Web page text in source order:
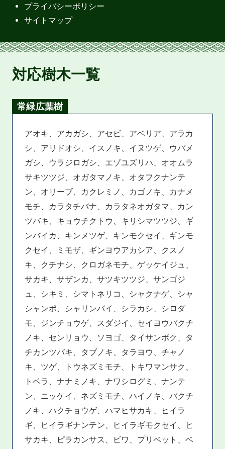
プライバシーポリシー
サイトマップ
対応樹木一覧
常緑広葉樹
アオキ、アカガシ、アセビ、アベリア、アラカ
シ、アリドオシ、イスノキ、イヌツゲ、ウバメ
ガシ、ウラジロガシ、エゾユズリハ、オオムラ
サキツツジ、オガタマノキ、オタフクナンテ
ン、オリーブ、カクレミノ、カゴノキ、カナメ
モチ、カラタチバナ、カラタネオガタマ、カン
ツバキ、キョウチクトウ、キリシマツツジ、ギ
ンバイカ、キンメツゲ、キンモクセイ、ギンモ
クセイ、ミモザ、ギンヨウアカシア、クスノ
キ、クチナシ、クロガネモチ、ゲッケイジュ、
サカキ、サザンカ、サツキツツジ、サンゴジ
ュ、シキミ、シマトネリコ、シャクナゲ、シャ
シャンポ、シャリンバイ、シラカシ、シロダ
モ、ジンチョウゲ、スダジイ、セイヨウバクチ
ノキ、センリョウ、ソヨゴ、タイサンボク、タ
チカンツバキ、タブノキ、タラヨウ、チャノ
キ、ツゲ、トウネズミモチ、トキワマンサク、
トベラ、ナナミノキ、ナワシログミ、ナンテ
ン、ニッケイ、ネズミモチ、ハイノキ、バクチ
ノキ、ハクチョウゲ、ハマヒサカキ、ヒイラ
ギ、ヒイラギナンテン、ヒイラギモクセイ、ヒ
サカキ、ピラカンサス、ビワ、プリペット、ベ